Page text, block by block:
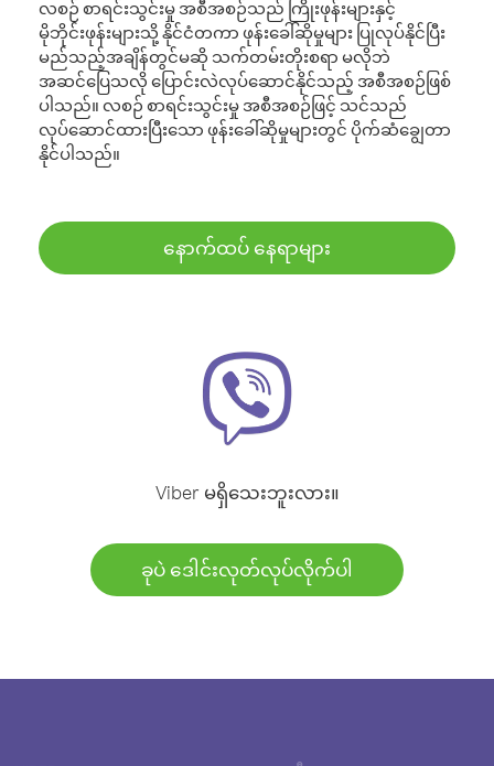
လစဉ် စာရင်းသွင်းမှု အစီအစဉ်သည် ကြိုးဖုန်းများနှင့်
မိုဘိုင်းဖုန်းများသို့ နိုင်ငံတကာ ဖုန်းခေါ်ဆိုမှုများ ပြုလုပ်နိုင်ပြီး
မည်သည့်အချိန်တွင်မဆို သက်တမ်းတိုးစရာ မလိုဘဲ
အဆင်ပြေသလို ပြောင်းလဲလုပ်ဆောင်နိုင်သည့် အစီအစဉ်ဖြစ်
ပါသည်။ လစဉ် စာရင်းသွင်းမှု အစီအစဉ်ဖြင့် သင်သည်
လုပ်ဆောင်ထားပြီးသော ဖုန်းခေါ်ဆိုမှုများတွင် ပိုက်ဆံချွေတာ
နိုင်ပါသည်။
နောက်ထပ် နေရာများ
Viber မရှိသေးဘူးလား။
ခုပဲ ဒေါင်းလုတ်လုပ်လိုက်ပါ